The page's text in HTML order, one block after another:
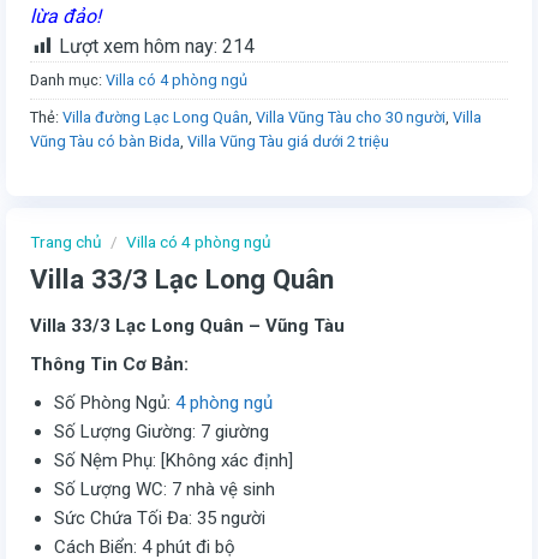
Trang chủ / Villa có 4 phòng ngủ
Villa 33/3 Lạc Long Quân
Villa 33/3 Lạc Long Quân – Vũng Tàu
Thông Tin Cơ Bản:
Số Phòng Ngủ: 4 phòng ngủ
Số Lượng Giường: 7 giường
Số Nệm Phụ: [Không xác định]
Số Lượng WC: 7 nhà vệ sinh
Sức Chứa Tối Đa: 35 người
Cách Biển: 4 phút đi bộ
lừa đảo!
Lượt xem hôm nay: 214
Danh mục: Villa có 4 phòng ngủ
Thẻ: Villa đường Lạc Long Quân, Villa Vũng Tàu cho 30 người, Villa
Vũng Tàu có bàn Bida, Villa Vũng Tàu giá dưới 2 triệu